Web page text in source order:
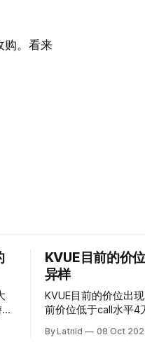
购。看来
KVUE目前的价
异样
KVUE目前的价位出现
前价位低于call水平4
By Latnid 08 Oct